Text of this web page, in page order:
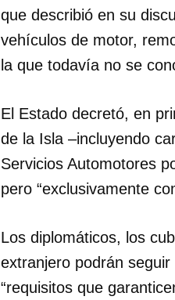
Para
cuenta de
que describió en su
vehículos de motor,
la que todavía no se
El Estado decretó, en
de la Isla –incluyendo
Servicios Automotores
pero “exclusivamente
Los diplomáticos, los
extranjero podrán
“requisitos que